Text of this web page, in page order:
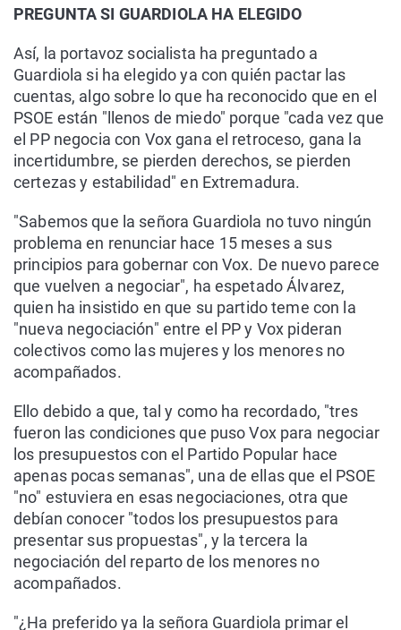
PREGUNTA SI GUARDIOLA HA ELEGIDO
Así, la portavoz socialista ha preguntado a
Guardiola si ha elegido ya con quién pactar las
cuentas, algo sobre lo que ha reconocido que en el
PSOE están "llenos de miedo" porque "cada vez que
el PP negocia con Vox gana el retroceso, gana la
incertidumbre, se pierden derechos, se pierden
certezas y estabilidad" en Extremadura.
"Sabemos que la señora Guardiola no tuvo ningún
problema en renunciar hace 15 meses a sus
principios para gobernar con Vox. De nuevo parece
que vuelven a negociar", ha espetado Álvarez,
quien ha insistido en que su partido teme con la
"nueva negociación" entre el PP y Vox pideran
colectivos como las mujeres y los menores no
acompañados.
Ello debido a que, tal y como ha recordado, "tres
fueron las condiciones que puso Vox para negociar
los presupuestos con el Partido Popular hace
apenas pocas semanas", una de ellas que el PSOE
"no" estuviera en esas negociaciones, otra que
debían conocer "todos los presupuestos para
presentar sus propuestas", y la tercera la
negociación del reparto de los menores no
acompañados.
"¿Ha preferido ya la señora Guardiola primar el